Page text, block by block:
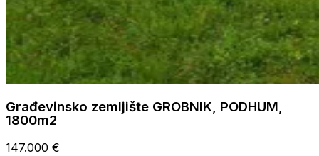
Građevinsko zemljište GROBNIK, PODHUM,
1800m2
147.000 €